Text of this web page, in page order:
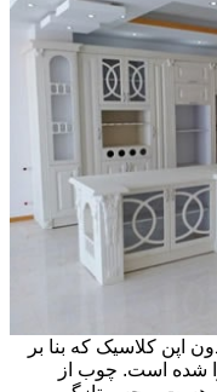
اپن کلاسیک که بنا بر
شده است. چوب از